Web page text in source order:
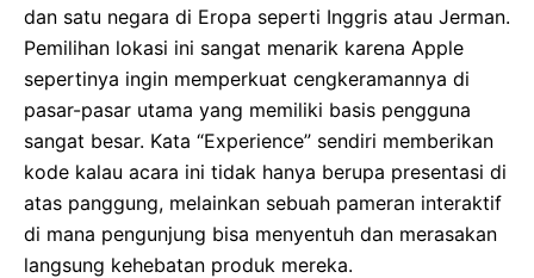
dan satu negara di Eropa seperti Inggris atau Jerman.
Pemilihan lokasi ini sangat menarik karena Apple
sepertinya ingin memperkuat cengkeramannya di
pasar-pasar utama yang memiliki basis pengguna
sangat besar. Kata “Experience” sendiri memberikan
kode kalau acara ini tidak hanya berupa presentasi di
atas panggung, melainkan sebuah pameran interaktif
di mana pengunjung bisa menyentuh dan merasakan
langsung kehebatan produk mereka.